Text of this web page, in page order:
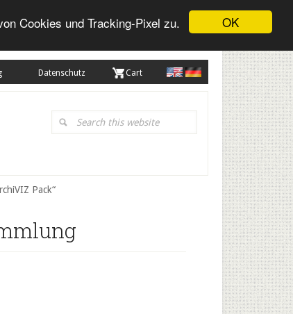
OK
Cookies und Tracking-Pixel zu.
Datenschutz . Cart
Search
Pack“